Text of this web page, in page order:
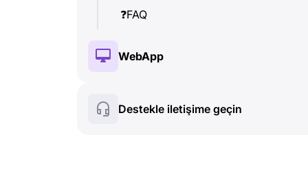
❓FAQ
WebApp
Destekle iletişime geçin